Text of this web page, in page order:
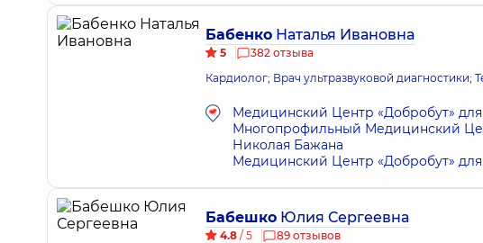
Бабенко Наталья Ивановна
5
382 отзыва
Кардиолог; Врач ультразвуковой диагностики;
Медицинский Центр «Добробут»
Многопрофильный Медицинский
Николая Бажана
Медицинский Центр «Добробут»
Бабешко Юлия Сергеевна
4.8 / 5
89 отзывов